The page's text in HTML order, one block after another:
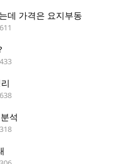
데 가격은 요지부동
석